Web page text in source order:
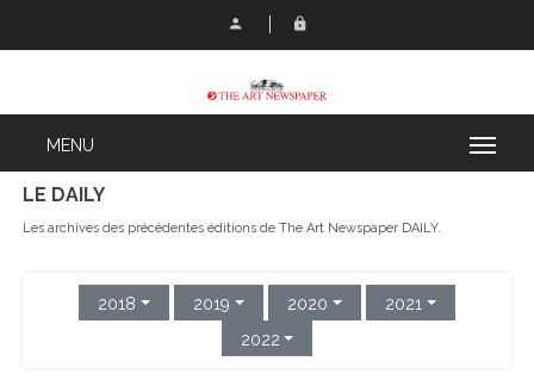
LE DAILY
Les archives des précédentes éditions de The Art Newspaper DAILY.
2018 2019 2020
2021
2022